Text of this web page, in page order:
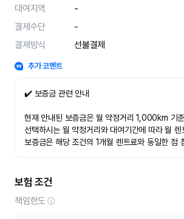
대여지역
-
결제수단
-
결제방식
선불결제
추가 코멘트
✔️ 보증금 관련 안내
현재 안내된 보증금은 월 약정거리 1,000km 기
선택하시는 월 약정거리와 대여기간에 따라 월 렌
보증금은 해당 조건의 1개월 렌트료와 동일한 점
보험 조건
책임한도